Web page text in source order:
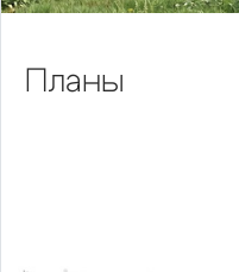
Планы